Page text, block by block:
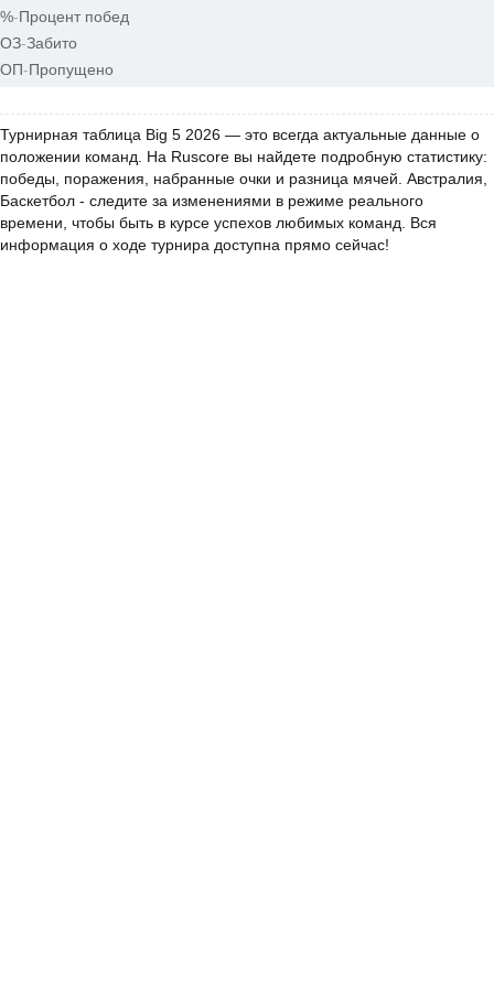
%-Процент побед
ОЗ-Забито
ОП-Пропущено
Турнирная таблица Big 5 2026 — это всегда актуальные данные о
положении команд. На Ruscore вы найдете подробную статистику:
победы, поражения, набранные очки и разница мячей. Австралия,
Баскетбол - следите за изменениями в режиме реального
времени, чтобы быть в курсе успехов любимых команд. Вся
информация о ходе турнира доступна прямо сейчас!